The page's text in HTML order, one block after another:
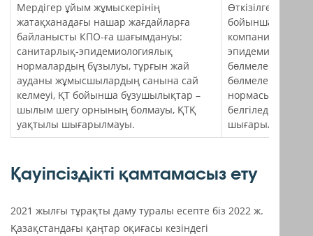
Мердігер ұйым жұмыскерінің
жатақханадағы нашар жағдайларға
байланысты КПО-ға шағымдануы:
санитарлық-эпидемиологиялық
нормалардың бұзылуы, тұрғын жай
ауданы жұмысшылардың санына сай
келмеуі, ҚТ бойынша бұзушылықтар –
шылым шегу орнының болмауы, ҚТҚ
уақтылы шығарылмауы.
Өткізілген
бойынша
компания
бөлмелерге
бөлмелермен
нормасына
белгіледі,
шығарылуда.
Қауіпсіздікті қамтамасыз ету
2021 жылғы тұрақты даму туралы есепте біз 2022 ж.
Қазақстандағы қаңтар оқиғасы кезіндегі